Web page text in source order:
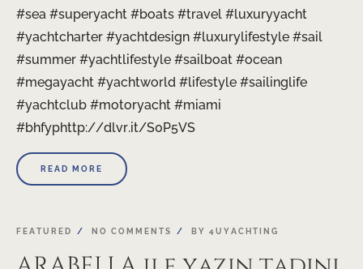
#sea #superyacht #boats #travel #luxuryyacht
#yachtcharter #yachtdesign #luxurylifestyle #sail
#summer #yachtlifestyle #sailboat #ocean
#megayacht #yachtworld #lifestyle #sailinglife
#yachtclub #motoryacht #miami
#bhfyphttp://dlvr.it/S0P5VS
READ MORE
FEATURED NO COMMENTS BY 4UYACHTING